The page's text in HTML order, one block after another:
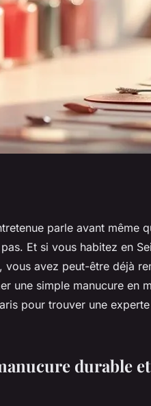
Goële :
parle avant même
pas. Et si vous habitez en
vous avez peut-être déjà
une simple manucure en
pour trouver une
durable